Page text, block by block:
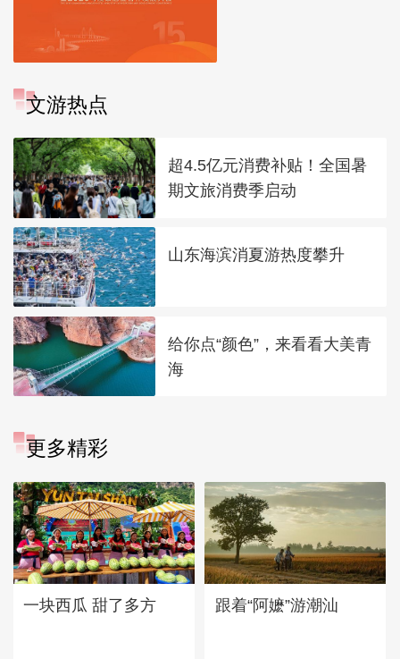
文游热点
超4.5亿元消费补贴！全国暑
期文旅消费季启动
山东海滨消夏游热度攀升
给你点“颜色”，来看看大美青
海
更多精彩
一块西瓜 甜了多方 跟着“阿嬷”游潮汕